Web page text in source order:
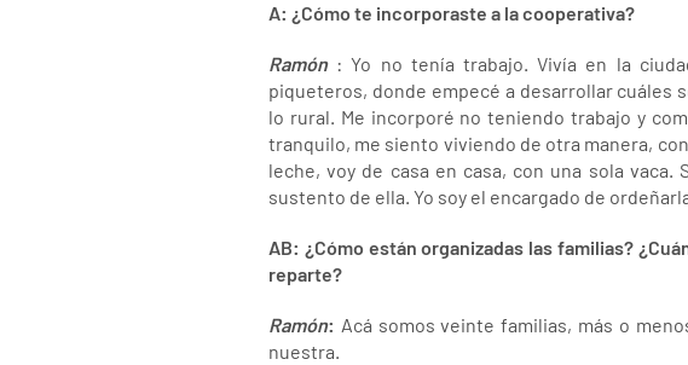
A: ¿Cómo te incorporaste a la cooperativa?
Ramón : Yo no tenía trabajo. Vivía en la
piqueteros, donde empecé a desarrollar cuáles
lo rural. Me incorporé no teniendo trabajo y
tranquilo, me siento viviendo de otra manera,
leche, voy de casa en casa, con una sola
sustento de ella. Yo soy el encargado de
AB: ¿Cómo están organizadas las familias?
reparte?
Ramón: Acá somos veinte familias, más o
nuestra.